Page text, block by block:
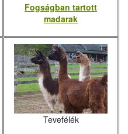
Fogságban tartott
madarak
Tevefélék